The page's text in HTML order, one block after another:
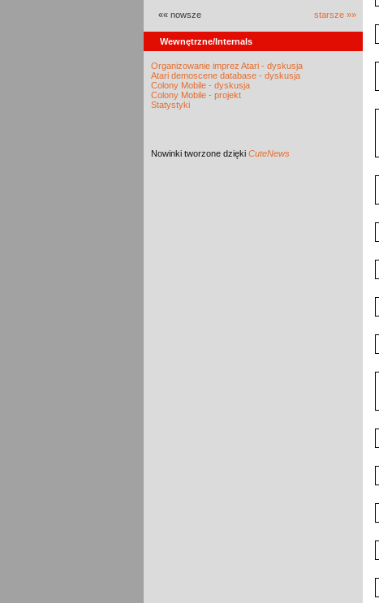
«« nowsze starsze »»
Wewnętrzne/Internals
Organizowanie imprez Atari - dyskusja
Atari demoscene database - dyskusja
Colony Mobile - dyskusja
Colony Mobile - projekt
Statystyki
Nowinki tworzone dzięki CuteNews